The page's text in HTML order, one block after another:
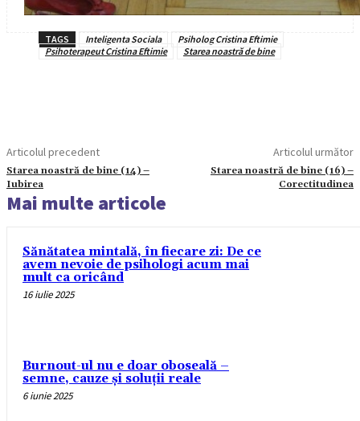
TAGS Inteligenta Sociala
Psiholog Cristina Eftimie
Psihoterapeut Cristina Eftimie
Starea noastră de bine
Articolul precedent
Starea noastră de bine (14) –
Iubirea
Articolul următor
Starea noastră de bine (16) –
Corectitudinea
Mai multe articole
Sănătatea mintală, în fiecare zi: De ce
avem nevoie de psihologi acum mai
mult ca oricând
16 iulie 2025
Burnout-ul nu e doar oboseală –
semne, cauze și soluții reale
6 iunie 2025